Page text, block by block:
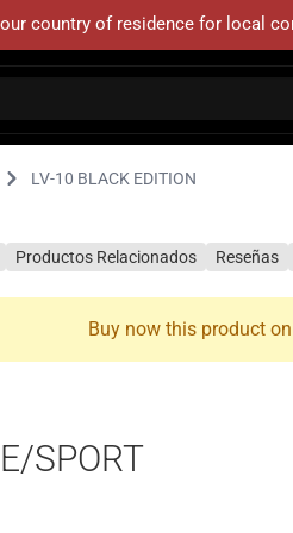
country of residence for local
LV-10 BLACK EDITION
Productos Relacionados Reseñas
Buy now this product on
SPORT